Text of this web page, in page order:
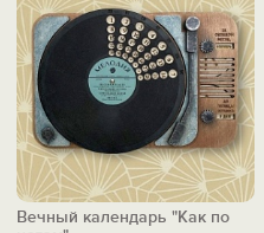
Вечный календарь "Как по